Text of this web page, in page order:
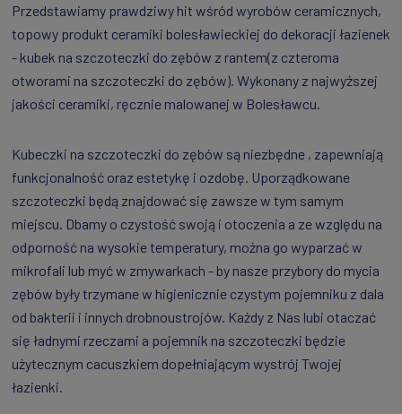
Przedstawiamy prawdziwy hit wśród wyrobów ceramicznych,
topowy produkt ceramiki bolesławieckiej do dekoracji łazienek
- kubek na szczoteczki do zębów z rantem(z czteroma
otworami na szczoteczki do zębów). Wykonany z najwyższej
jakości ceramiki, ręcznie malowanej w Bolesławcu.
Kubeczki na szczoteczki do zębów są niezbędne , zapewniają
funkcjonalność oraz estetykę i ozdobę. Uporządkowane
szczoteczki będą znajdować się zawsze w tym samym
miejscu. Dbamy o czystość swoją i otoczenia a ze względu na
odporność na wysokie temperatury, można go wyparzać w
mikrofali lub myć w zmywarkach - by nasze przybory do mycia
zębów były trzymane w higienicznie czystym pojemniku z dala
od bakterii i innych drobnoustrojów. Każdy z Nas lubi otaczać
się ładnymi rzeczami a pojemnik na szczoteczki będzie
użytecznym cacuszkiem dopełniającym wystrój Twojej
łazienki.